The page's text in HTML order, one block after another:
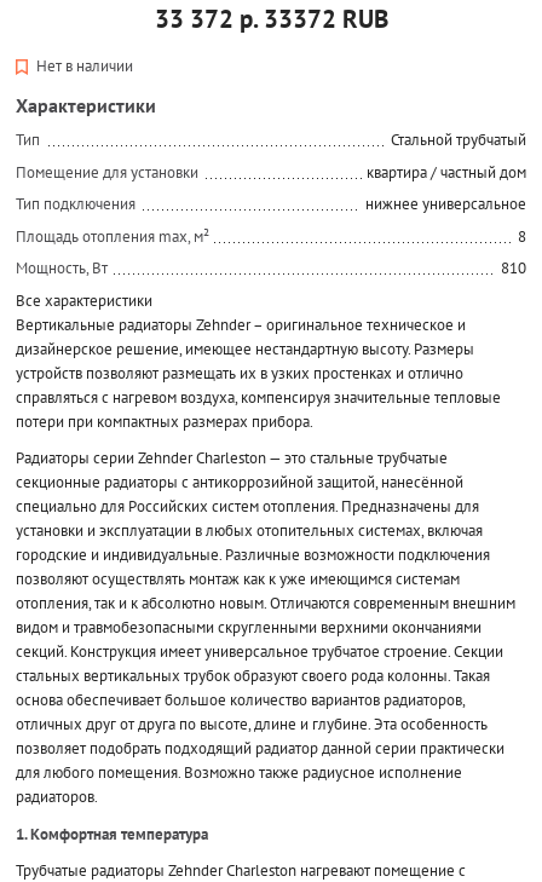
33 372 р. 33372 RUB
Нет в наличии
Характеристики
Тип
Стальной трубчатый
Помещение для установки
квартира / частный дом
Тип подключения
нижнее универсальное
Площадь отопления max, м²
8
Мощность, Вт
810
Все характеристики
Вертикальные радиаторы Zehnder – оригинальное техническое и
дизайнерское решение, имеющее нестандартную высоту. Размеры
устройств позволяют размещать их в узких простенках и отлично
справляться с нагревом воздуха, компенсируя значительные тепловые
потери при компактных размерах прибора.
Радиаторы серии Zehnder Charleston — это стальные трубчатые
секционные радиаторы с антикоррозийной защитой, нанесённой
специально для Российских систем отопления. Предназначены для
установки и эксплуатации в любых отопительных системах, включая
городские и индивидуальные. Различные возможности подключения
позволяют осуществлять монтаж как к уже имеющимся системам
отопления, так и к абсолютно новым. Отличаются современным внешним
видом и травмобезопасными скругленными верхними окончаниями
секций. Конструкция имеет универсальное трубчатое строение. Секции
стальных вертикальных трубок образуют своего рода колонны. Такая
основа обеспечивает большое количество вариантов радиаторов,
отличных друг от друга по высоте, длине и глубине. Эта особенность
позволяет подобрать подходящий радиатор данной серии практически
для любого помещения. Возможно также радиусное исполнение
радиаторов.
1. Комфортная температура
Трубчатые радиаторы Zehnder Charleston нагревают помещение с